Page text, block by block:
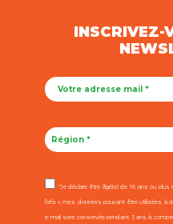
INSCRIVEZ-
"Je déclare être âgé(e) de 16 ans ou
l’afa », mes données pouvant être utilisées
e-mail sera conservée pendant 3 ans à